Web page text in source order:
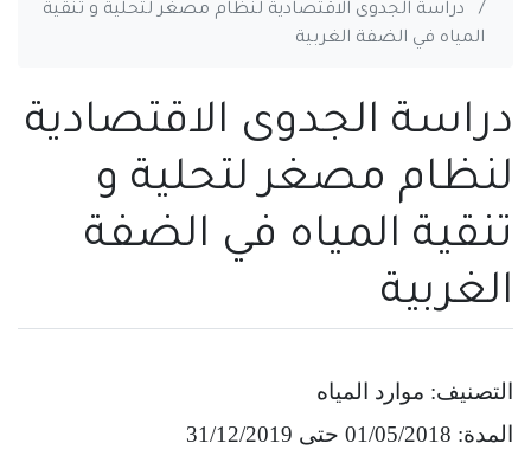
دراسة الجدوى الاقتصادية لنظام مصغر لتحلية و تنقية
المياه في الضفة الغربية
دراسة الجدوى الاقتصادية
لنظام مصغر لتحلية و
تنقية المياه في الضفة
الغربية
التصنيف: موارد المياه
المدة: 01/05/2018 حتى 31/12/2019